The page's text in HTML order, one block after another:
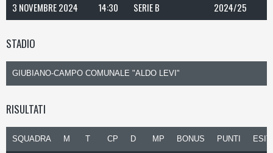
3 NOVEMBRE 2024 14:30 SERIE B 2024/25
STADIO
GIUBIANO-CAMPO COMUNALE "ALDO LEVI"
RISULTATI
SQUADRA M T CP D MP BONUS PUNTI